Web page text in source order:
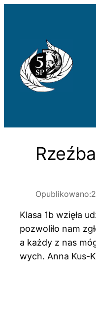
Opublikowano:
Klasa 1b wzięła
pozwoliło nam
a każdy z nas
wych. Anna Kus-